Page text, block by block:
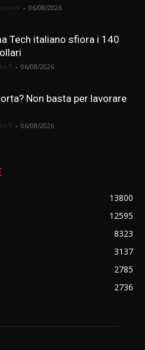
- 06/08/2026
Tech italiano sfiora i 140
- 06/08/2026
Non basta per lavorare
- 06/08/2026
13800
12595
8323
3137
2785
2736